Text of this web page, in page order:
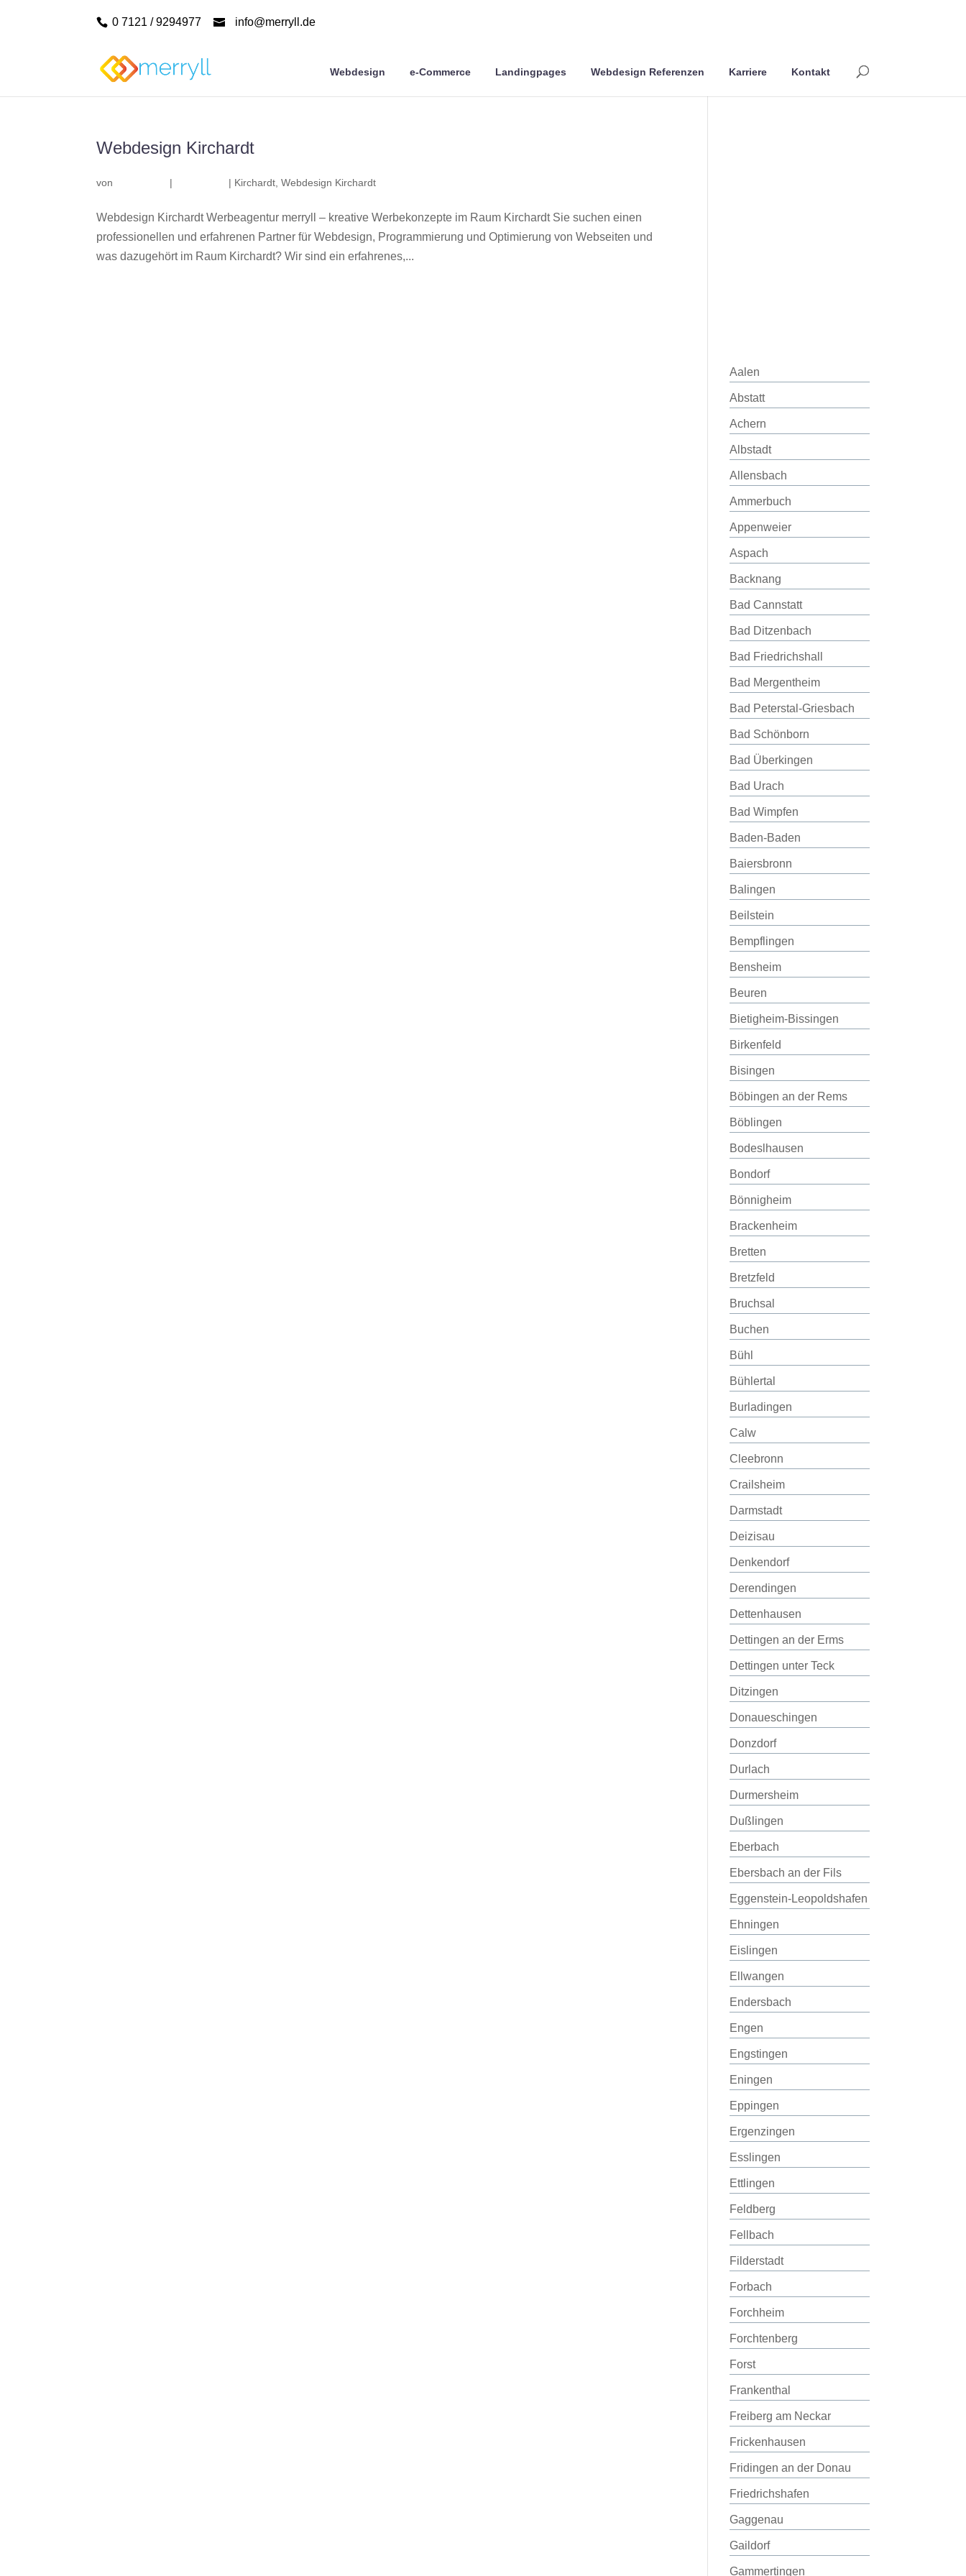
0 7121 / 9294977 info@merryll.de
Webdesign e-Commerce Landingpages Webdesign Referenzen Karriere Kontakt
Webdesign Kirchardt
von | | Kirchardt ,Webdesign Kirchardt
Webdesign Kirchardt Werbeagentur merryll – kreative Werbekonzepte im Raum Kirchardt Sie suchen einen
professionellen und erfahrenen Partner für Webdesign, Programmierung und Optimierung von Webseiten und
was dazugehört im Raum Kirchardt? Wir sind ein erfahrenes,...
Aalen
Abstatt
Achern
Albstadt
Allensbach
Ammerbuch
Appenweier
Aspach
Backnang
Bad Cannstatt
Bad Ditzenbach
Bad Friedrichshall
Bad Mergentheim
Bad Peterstal-Griesbach
Bad Schönborn
Bad Überkingen
Bad Urach
Bad Wimpfen
Baden-Baden
Baiersbronn
Balingen
Beilstein
Bempflingen
Bensheim
Beuren
Bietigheim-Bissingen
Birkenfeld
Bisingen
Böbingen an der Rems
Böblingen
Bodeslhausen
Bondorf
Bönnigheim
Brackenheim
Bretten
Bretzfeld
Bruchsal
Buchen
Bühl
Bühlertal
Burladingen
Calw
Cleebronn
Crailsheim
Darmstadt
Deizisau
Denkendorf
Derendingen
Dettenhausen
Dettingen an der Erms
Dettingen unter Teck
Ditzingen
Donaueschingen
Donzdorf
Durlach
Durmersheim
Dußlingen
Eberbach
Ebersbach an der Fils
Eggenstein-Leopoldshafen
Ehningen
Eislingen
Ellwangen
Endersbach
Engen
Engstingen
Eningen
Eppingen
Ergenzingen
Esslingen
Ettlingen
Feldberg
Fellbach
Filderstadt
Forbach
Forchheim
Forchtenberg
Forst
Frankenthal
Freiberg am Neckar
Frickenhausen
Fridingen an der Donau
Friedrichshafen
Gaggenau
Gaildorf
Gammertingen